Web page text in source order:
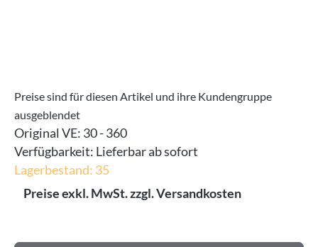
Preise sind für diesen Artikel und ihre Kundengruppe
ausgeblendet
Original VE: 30 - 360
Verfügbarkeit: Lieferbar ab sofort
Lagerbestand: 35
Preise exkl. MwSt. zzgl. Versandkosten